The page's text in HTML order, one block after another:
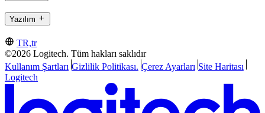
Yazılım
TR,tr
©2026 Logitech. Tüm hakları saklıdır
Kullanım Şartları Gizlilik Politikası. Çerez Ayarları Site Haritası
Logitech